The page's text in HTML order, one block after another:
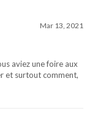
Mar 13, 2021
aviez une foire aux
et surtout comment,